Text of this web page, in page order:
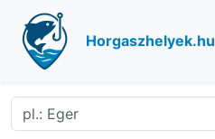
Horgaszhelyek.hu